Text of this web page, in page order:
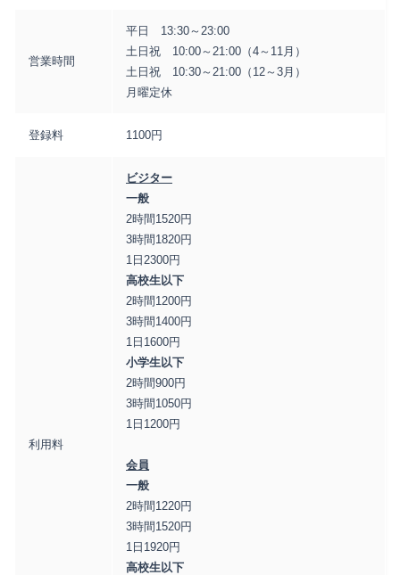
営業時間
平日 13:30～23:00
土日祝 10:00～21:00（4～11月）
土日祝 10:30～21:00（12～3月）
月曜定休
登録料 1100円
利用料
ビジター
一般
2時間1520円
3時間1820円
1日2300円
高校生以下
2時間1200円
3時間1400円
1日1600円
小学生以下
2時間900円
3時間1050円
1日1200円
会員
一般
2時間1220円
3時間1520円
1日1920円
高校生以下